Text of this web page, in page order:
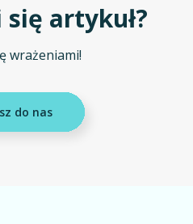
się artykuł?
wrażeniami!
do nas